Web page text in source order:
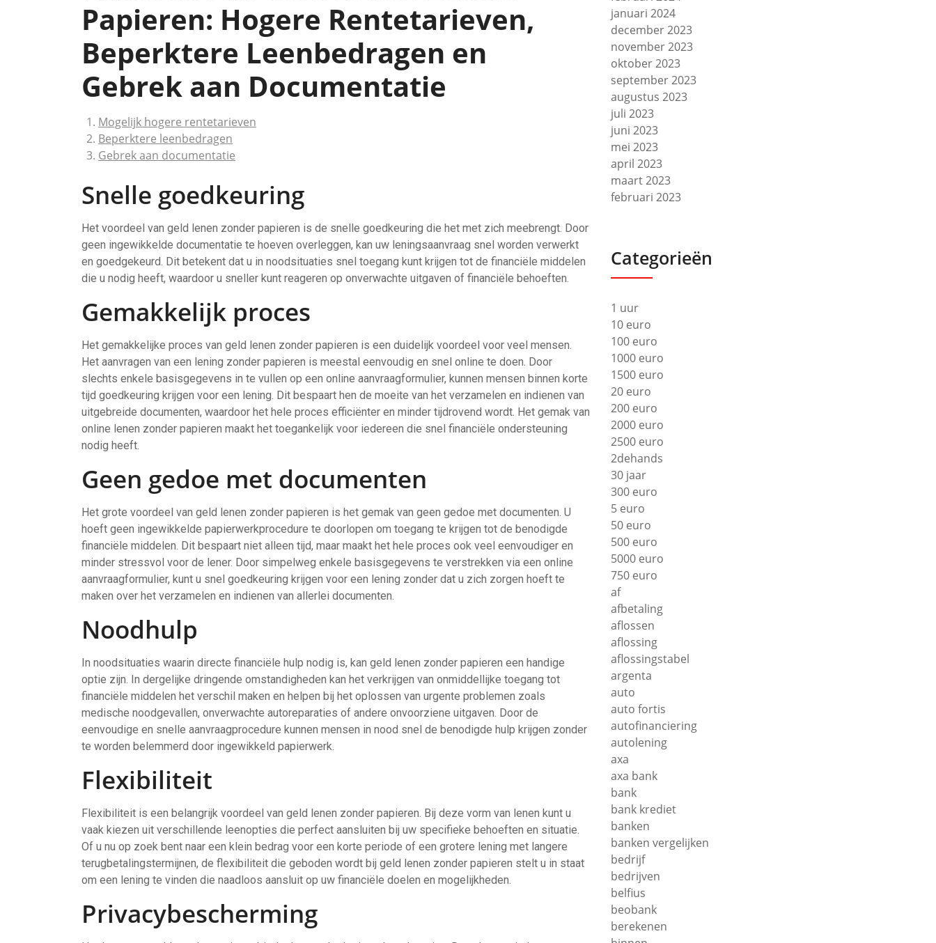
Papieren: Hogere Rentetarieven,
Beperktere Leenbedragen en
Gebrek aan Documentatie
Mogelijk hogere rentetarieven
Beperktere leenbedragen
Gebrek aan documentatie
Snelle goedkeuring
Het voordeel van geld lenen zonder papieren is de snelle goedkeuring die het met zich meebrengt. Door
geen ingewikkelde documentatie te hoeven overleggen, kan uw leningsaanvraag snel worden verwerkt
en goedgekeurd. Dit betekent dat u in noodsituaties snel toegang kunt krijgen tot de financiële middelen
die u nodig heeft, waardoor u sneller kunt reageren op onverwachte uitgaven of financiële behoeften.
Gemakkelijk proces
Het gemakkelijke proces van geld lenen zonder papieren is een duidelijk voordeel voor veel mensen.
Het aanvragen van een lening zonder papieren is meestal eenvoudig en snel online te doen. Door
slechts enkele basisgegevens in te vullen op een online aanvraagformulier, kunnen mensen binnen korte
tijd goedkeuring krijgen voor een lening. Dit bespaart hen de moeite van het verzamelen en indienen van
uitgebreide documenten, waardoor het hele proces efficiënter en minder tijdrovend wordt. Het gemak van
online lenen zonder papieren maakt het toegankelijk voor iedereen die snel financiële ondersteuning
nodig heeft.
Geen gedoe met documenten
Het grote voordeel van geld lenen zonder papieren is het gemak van geen gedoe met documenten. U
hoeft geen ingewikkelde papierwerkprocedure te doorlopen om toegang te krijgen tot de benodigde
financiële middelen. Dit bespaart niet alleen tijd, maar maakt het hele proces ook veel eenvoudiger en
minder stressvol voor de lener. Door simpelweg enkele basisgegevens te verstrekken via een online
aanvraagformulier, kunt u snel goedkeuring krijgen voor een lening zonder dat u zich zorgen hoeft te
maken over het verzamelen en indienen van allerlei documenten.
Noodhulp
In noodsituaties waarin directe financiële hulp nodig is, kan geld lenen zonder papieren een handige
optie zijn. In dergelijke dringende omstandigheden kan het verkrijgen van onmiddellijke toegang tot
financiële middelen het verschil maken en helpen bij het oplossen van urgente problemen zoals
medische noodgevallen, onverwachte autoreparaties of andere onvoorziene uitgaven. Door de
eenvoudige en snelle aanvraagprocedure kunnen mensen in nood snel de benodigde hulp krijgen zonder
te worden belemmerd door ingewikkeld papierwerk.
Flexibiliteit
Flexibiliteit is een belangrijk voordeel van geld lenen zonder papieren. Bij deze vorm van lenen kunt u
vaak kiezen uit verschillende leenopties die perfect aansluiten bij uw specifieke behoeften en situatie.
Of u nu op zoek bent naar een klein bedrag voor een korte periode of een grotere lening met langere
terugbetalingstermijnen, de flexibiliteit die geboden wordt bij geld lenen zonder papieren stelt u in staat
om een lening te vinden die naadloos aansluit op uw financiële doelen en mogelijkheden.
Privacybescherming
januari 2024
december 2023
november 2023
oktober 2023
september 2023
augustus 2023
juli 2023
juni 2023
mei 2023
april 2023
maart 2023
februari 2023
Categorieën
1 uur
10 euro
100 euro
1000 euro
1500 euro
20 euro
200 euro
2000 euro
2500 euro
2dehands
30 jaar
300 euro
5 euro
50 euro
500 euro
5000 euro
750 euro
af
afbetaling
aflossen
aflossing
aflossingstabel
argenta
auto
auto fortis
autofinanciering
autolening
axa
axa bank
bank
bank krediet
banken
banken vergelijken
bedrijf
bedrijven
belfius
beobank
berekenen